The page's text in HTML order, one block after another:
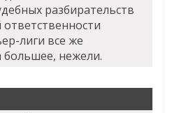
разбирательств
лиги все же
большее, нежели.